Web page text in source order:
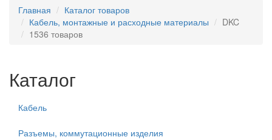
Главная
Каталог товаров
Кабель, монтажные и расходные материалы
DKC
1536 товаров
Каталог
Кабель
Разъемы, коммутационные изделия